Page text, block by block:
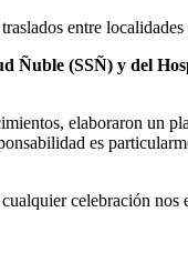
entre
Ñuble (SSÑ) y del
elaboraron un
es
celebración